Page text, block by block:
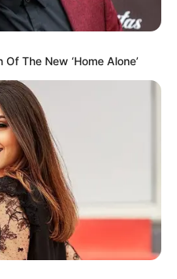
&
The New ‘Home Alone’